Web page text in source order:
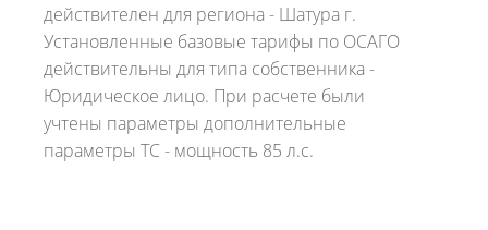
действителен для региона - Шатура г.
Установленные базовые тарифы по ОСАГО
действительны для типа собственника -
Юридическое лицо. При расчете были
учтены параметры дополнительные
параметры ТС - мощность 85 л.с.